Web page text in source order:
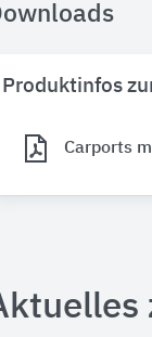
Produktinfos
Carports